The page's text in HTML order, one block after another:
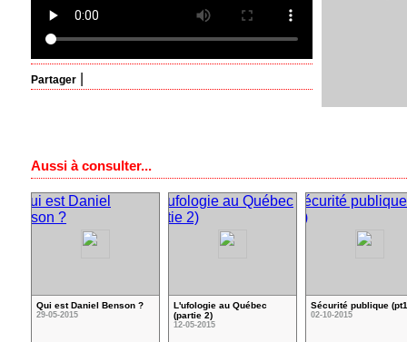
Partager
Aussi à consulter...
Qui est Daniel Benson ?
29-05-2015
L'ufologie au Québec
(partie 2)
12-05-2015
Sécurité publique
02-10-2015